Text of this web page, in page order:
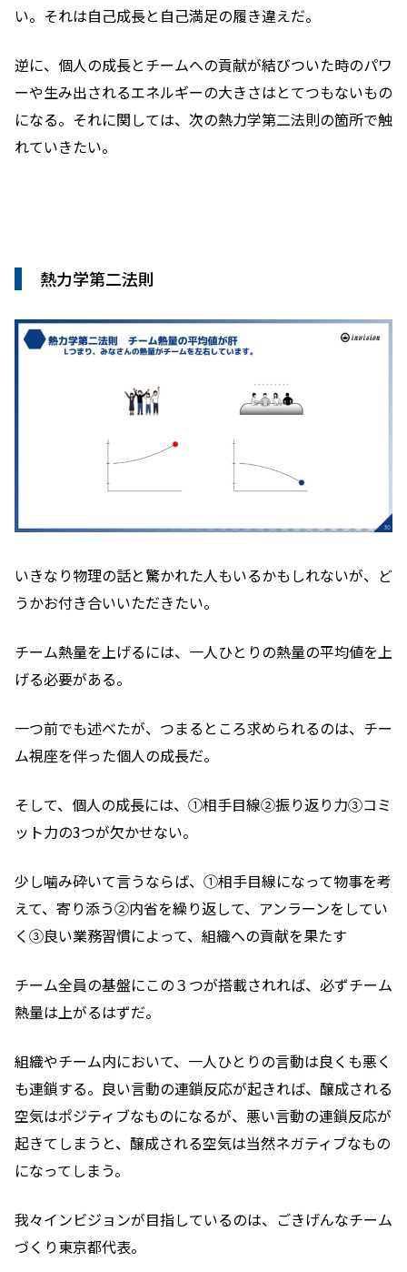
い。それは自己成長と自己満足の履き違えだ。
逆に、個人の成長とチームへの貢献が結びついた時のパワ
ーや生み出されるエネルギーの大きさはとてつもないもの
になる。それに関しては、次の熱力学第二法則の箇所で触
れていきたい。
熱力学第二法則
いきなり物理の話と驚かれた人もいるかもしれないが、ど
うかお付き合いいただきたい。
チーム熱量を上げるには、一人ひとりの熱量の平均値を上
げる必要がある。
一つ前でも述べたが、つまるところ求められるのは、チー
ム視座を伴った個人の成長だ。
そして、個人の成長には、①相手目線②振り返り力③コミ
ット力の3つが欠かせない。
少し噛み砕いて言うならば、①相手目線になって物事を考
えて、寄り添う②内省を繰り返して、アンラーンをしてい
く③良い業務習慣によって、組織への貢献を果たす
チーム全員の基盤にこの３つが搭載されれば、必ずチーム
熱量は上がるはずだ。
組織やチーム内において、一人ひとりの言動は良くも悪く
も連鎖する。良い言動の連鎖反応が起きれば、醸成される
空気はポジティブなものになるが、悪い言動の連鎖反応が
起きてしまうと、醸成される空気は当然ネガティブなもの
になってしまう。
我々インビジョンが目指しているのは、ごきげんなチーム
づくり東京都代表。